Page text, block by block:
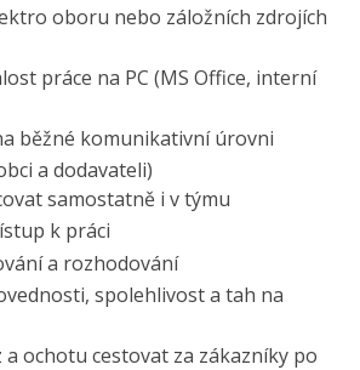
oboru nebo záložních zdrojích
práce na PC (MS Office, interní
běžné komunikativní úrovni
a dodavateli)
samostatně i v týmu
k práci
a rozhodování
spolehlivost a tah na
a ochotu cestovat za zákazníky po